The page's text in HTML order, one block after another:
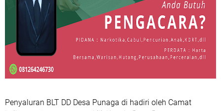
Penyaluran BLT DD Desa Punaga di hadiri oleh Camat